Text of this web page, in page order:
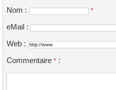
Nom : *
eMail :
Web :
Commentaire * :